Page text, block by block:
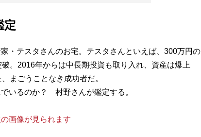
定
・テスタさんのお宅。テスタさんといえば、300万円の
。2016年からは中長期投資も取り入れ、資産は爆上
まごうことなき成功者だ。
いるのか？ 村野さんが鑑定する。
画像が見られます